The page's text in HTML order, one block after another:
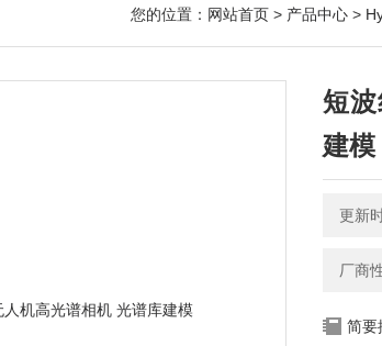
您的位置： 网站首页 > 产品中心 >
短
建模
更新
厂商
简要